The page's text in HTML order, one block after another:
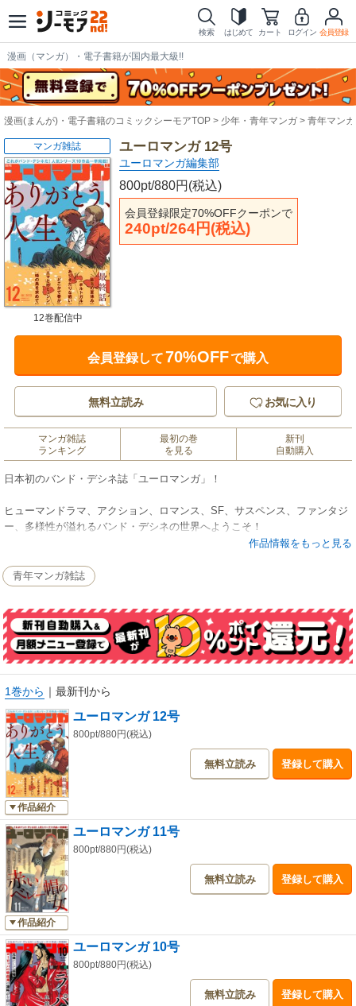
検索 はじめて カート ログイン 会員登録
漫画（マンガ）・電子書籍が国内最大級!!
漫画(まんが)・電子書籍のコミックシーモアTOP 少年・青年マンガ 青年マン
ユーロマンガ 12号
ユーロマンガ編集部
800pt/880円(税込)
会員登録限定70%OFFクーポンで
240pt/264円(税込)
マンガ雑誌
12巻配信中
会員登録して70%OFFで購入
無料立読み お気に入り
マンガ雑誌
ランキング
最初の巻
を見る
新刊
自動購入
日本初のバンド・デシネ誌「ユーロマンガ」！
ヒューマンドラマ、アクション、ロマンス、SF、サスペンス、ファンタジ
ー、多様性が溢れるバンド・デシネの世界へようこそ！
バンド・デシネとはフランスとベルギーのコミックのこと。日本のコミッ
供から大人まで幅広い読者に愛されています。
『タンタンの冒険』やメビウスの『アンカル』など、日本でも邦訳版が出
ごく一部にすぎません。
まだ日本で知られていないバンド・デシネの魅力をご紹介するため、新し
い電子コミック誌『ユーロマンガ』を創刊し、バンド・デシネの人気シリ
バンド・デシネを初めて読む方にも、既にバンド・デシネのファンという
方にも満足して頂けるタイトルを徹底的に選びました。
鮮やかな色彩のデジタルコミック誌「ユーロマンガ」を見逃しなく！
連載作品のラインアップ：
『最高の夏休み』ジョルディ・ラフェーブル、ジドルー【最終回】
『マリキのブロッグ』マリキ
『ポルトガル』シリル・ペドロサ【最終回】
『どこかで春が』メルワン【最終回】
『ありきたりな戦い』マニュ・ラルスネ【最終回】
『エマとカピュシン』レナ・サ ヤフーム、ジェロム・アモン【最終回】
『ラパス―血族の王国』デュフォー、マリーニ
『赤いベレー帽の女』ジャン=ピエール・ジブラ
『時の鳥を求めて』レジス・ロワゼル、セルジュ・ル・タンドル【最終
回】
『アエオン』アンジェラ・ヴィアネッロ
作品情報をもっと見る
青年マンガ雑誌
1巻から ｜ 最新刊から
作品紹介
ユーロマンガ 12号
800pt/880円(税込)
無料立読み 登録して購入
作品紹介
ユーロマンガ 11号
800pt/880円(税込)
無料立読み 登録して購入
ユーロマンガ 10号
800pt/880円(税込)
無料立読み 登録して購入